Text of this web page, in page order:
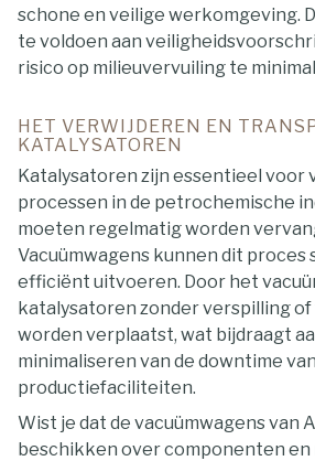
schone en veilige werkomgeving.
te voldoen aan
risico op milieuvervuiling te
HET VERWIJDEREN EN
KATALYSATOREN
Katalysatoren zijn essentieel voor
processen in de petrochemische
moeten regelmatig worden
Vacuümwagens kunnen dit proces
efficiënt uitvoeren. Door het
katalysatoren zonder verspilling
worden verplaatst, wat bijdraagt
minimaliseren van de downtime van
productiefaciliteiten.
Wist je dat de vacuümwagens van
beschikken over componenten en